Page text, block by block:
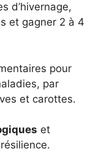
d’hivernage,
et gagner 2 à 4
pour
par
et carottes.
et